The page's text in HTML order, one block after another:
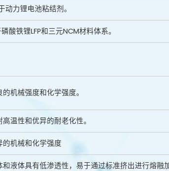
动力锂电池粘结剂。
酸铁锂LFP和三元NCM材料体系。
机械强度和化学强度。
温性和优异的耐老化性。
机械和化学强度
液体具有低渗透性，易于通过标准挤出进行熔融加